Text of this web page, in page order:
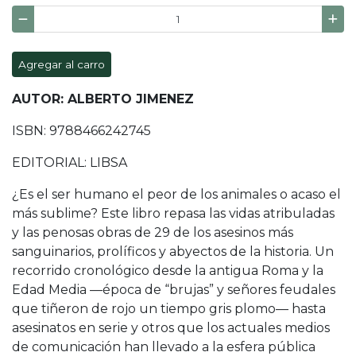
Agregar al carro
AUTOR: ALBERTO JIMENEZ
ISBN: 9788466242745
EDITORIAL: LIBSA
¿Es el ser humano el peor de los animales o acaso el
más sublime? Este libro repasa las vidas atribuladas
y las penosas obras de 29 de los asesinos más
sanguinarios, prolíficos y abyectos de la historia. Un
recorrido cronológico desde la antigua Roma y la
Edad Media —época de “brujas” y señores feudales
que tiñeron de rojo un tiempo gris plomo— hasta
asesinatos en serie y otros que los actuales medios
de comunicación han llevado a la esfera pública